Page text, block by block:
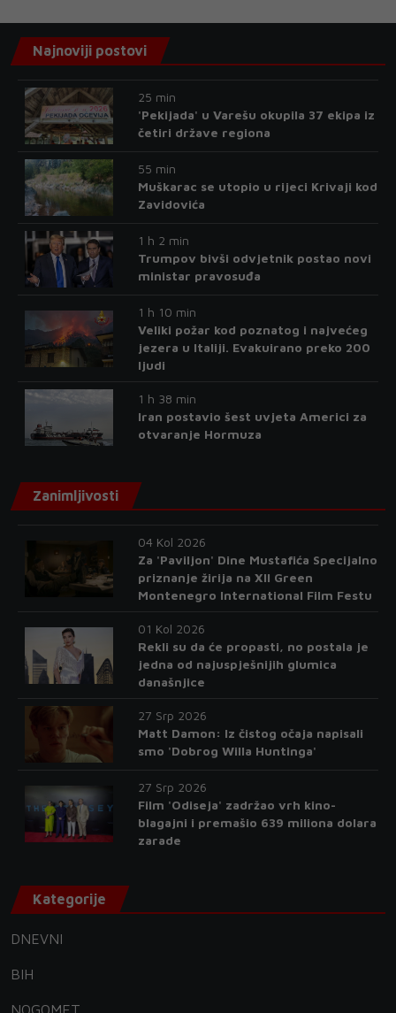
Najnoviji postovi
25 min
'Pekijada' u Varešu okupila 37 ekipa iz
četiri države regiona
55 min
Muškarac se utopio u rijeci Krivaji kod
Zavidovića
1 h 2 min
Trumpov bivši odvjetnik postao novi
ministar pravosuđa
1 h 10 min
Veliki požar kod poznatog i najvećeg
jezera u Italiji. Evakuirano preko 200
ljudi
1 h 38 min
Iran postavio šest uvjeta Americi za
otvaranje Hormuza
Zanimljivosti
04 Kol 2026
Za 'Paviljon' Dine Mustafića Specijalno
priznanje žirija na XII Green
Montenegro International Film Festu
01 Kol 2026
Rekli su da će propasti, no postala je
jedna od najuspješnijih glumica
današnjice
27 Srp 2026
Matt Damon: Iz čistog očaja napisali
smo 'Dobrog Willa Huntinga'
27 Srp 2026
Film 'Odiseja' zadržao vrh kino-
blagajni i premašio 639 miliona dolara
zarade
Kategorije
DNEVNI
BIH
NOGOMET